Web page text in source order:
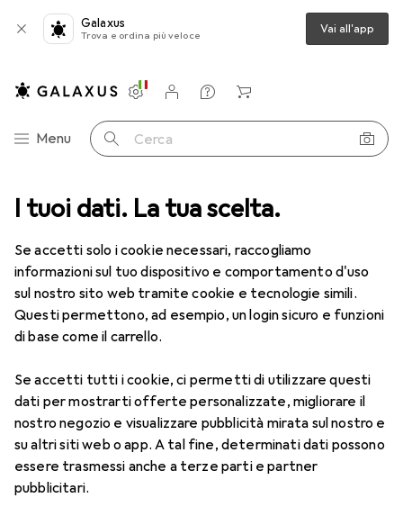
I tuoi dati. La tua scelta.
Se accetti solo i cookie necessari, raccogliamo
informazioni sul tuo dispositivo e comportamento d'uso
sul nostro sito web tramite cookie e tecnologie simili.
Questi permettono, ad esempio, un login sicuro e funzioni
di base come il carrello.
Se accetti tutti i cookie, ci permetti di utilizzare questi
dati per mostrarti offerte personalizzate, migliorare il
nostro negozio e visualizzare pubblicità mirata sul nostro e
su altri siti web o app. A tal fine, determinati dati possono
essere trasmessi anche a terze parti e partner
pubblicitari.
Galaxus
Trova e ordina più veloce Vai all'app
Categoria Navigazione
Menu Cerca
Impostazioni
Conto cliente
Liste di confronto
Liste dei desideri
Carrello
Lenti a contatto Air Optix più HydraGlyde per l'astigmatismo
1 Immagine
Air Optix più HydraGlyde per
-3.5, Obiettivo mensile, 6 pz., Torico
Prezzo in EUR IVA incl.
EUR
53,58 EUR
8,93/1pz.